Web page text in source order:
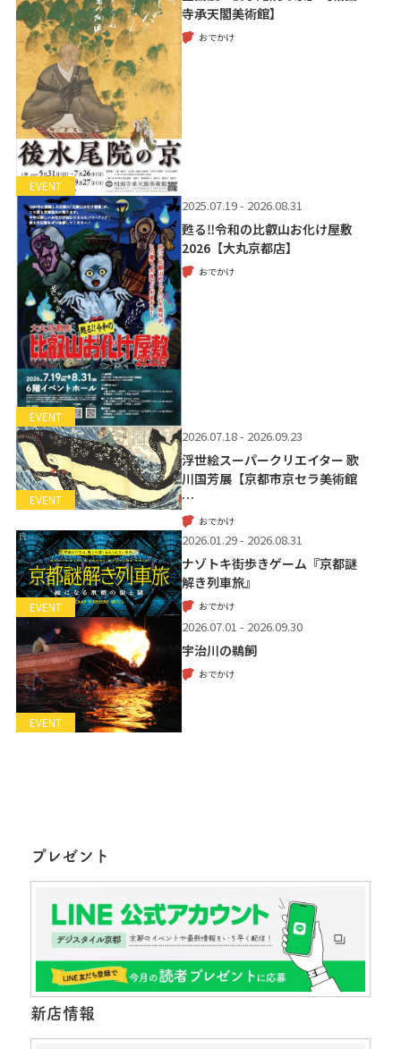
EVENT
寺承天閣美術館】
おでかけ
EVENT
2025.07.19 - 2026.08.31
甦る‼令和の比叡山お化け屋敷
2026【大丸京都店】
おでかけ
EVENT
2026.07.18 - 2026.09.23
浮世絵スーパークリエイター 歌
川国芳展【京都市京セラ美術館
…
おでかけ
EVENT
2026.01.29 - 2026.08.31
ナゾトキ街歩きゲーム『京都謎
解き列車旅』
おでかけ
EVENT
2026.07.01 - 2026.09.30
宇治川の鵜飼
おでかけ
プレゼント
新店情報